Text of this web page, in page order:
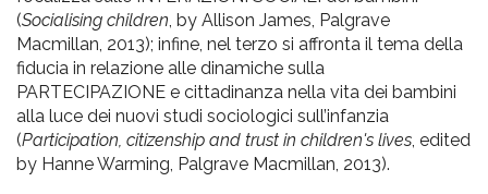
(Socialising children, by Allison James, Palgrave
Macmillan, 2013); infine, nel terzo si affronta il tema della
fiducia in relazione alle dinamiche sulla
PARTECIPAZIONE e cittadinanza nella vita dei bambini
alla luce dei nuovi studi sociologici sull’infanzia
(Participation, citizenship and trust in children's lives, edited
by Hanne Warming, Palgrave Macmillan, 2013).